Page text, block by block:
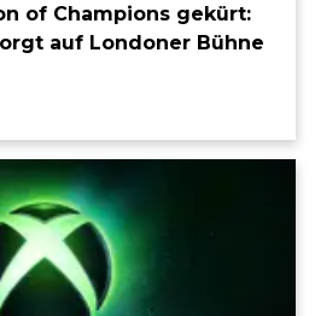
of Champions gekürt:
auf Londoner Bühne